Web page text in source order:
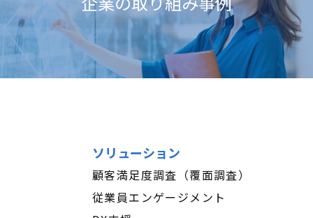
ソリューション
顧客満足度調査（覆面調査）
従業員エンゲージメント